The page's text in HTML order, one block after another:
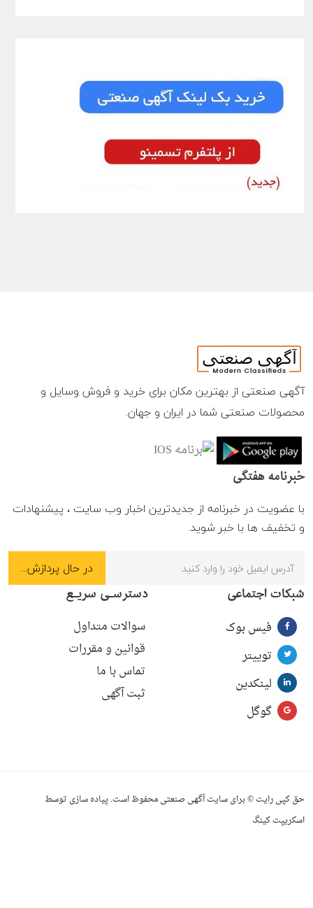
آگهی صنعتی از بهترین مکان برای خرید و فروش وسایل و
محصولات صنعتی شما در ایران و جهان.
خبرنامه هفتگی
با عضویت در خبرنامه از جدیدترین اخبار وب سایت ، پیشنهادات
و تخفیف ها با خبر شوید.
شبکات اجتماعی
فیس بوک
توییتر
لینکدین
گوگل
دسترسـی سریـع
سوالات متداول
قوانین و مقررات
تماس با ما
ثبت آگهی
حق کپی رایت © برای سایت آگهی صنعتی محفوظ است. پیاده سازی توسط
اسکریپت کینگ